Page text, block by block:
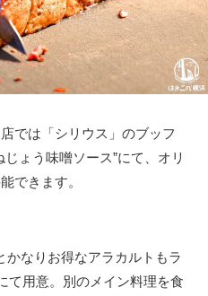
では「シリウス」のブッフ
ょう味噌ソース”にて、オリ
できます。
かなりお得なアラカルトもラ
て用意。別のメイン料理を食